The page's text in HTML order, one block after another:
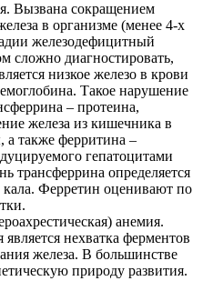
Вызвана сокращением
в организме (менее 4-х
железодефицитный
сложно диагностировать,
низкое железо в крови
Такое нарушение
– протеина,
железа из кишечника в
а также ферритина –
гепатоцитами
трансферрина определяется
Ферретин оценивают по
анемия.
нехватка ферментов
железа. В большинстве
природу развития.